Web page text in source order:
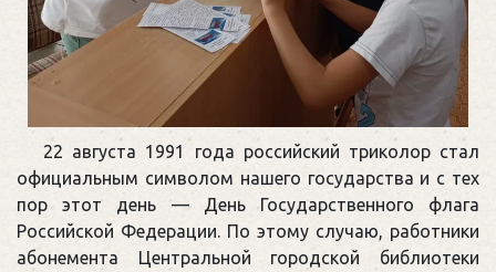
22 августа 1991 года российский триколор стал
официальным символом нашего государства и с тех
пор этот день — День Государственного флага
Российской Федерации. По этому случаю, работники
абонемента Центральной городской библиотеки